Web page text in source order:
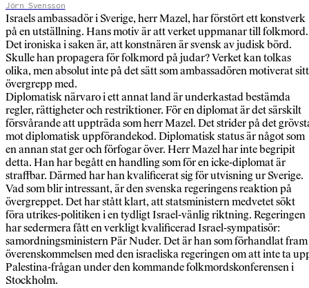
Jörn Svensson
Israels ambassadör i Sverige, herr Mazel, har förstört ett konstverk
på en utställning. Hans motiv är att verket uppmanar till folkmord.
Det ironiska i saken är, att konstnären är svensk av judisk börd.
Skulle han propagera för folkmord på judar? Verket kan tolkas
olika, men absolut inte på det sätt som ambassadören motiverat sitt
övergrepp med.
Diplomatisk närvaro i ett annat land är underkastad bestämda
regler, rättigheter och restriktioner. För en diplomat är det särskilt
försvårande att uppträda som herr Mazel. Det strider på det
mot diplomatisk uppförandekod. Diplomatisk status är något som
en annan stat ger och förfogar över. Herr Mazel har inte begripit
detta. Han har begått en handling som för en icke-diplomat är
straffbar. Därmed har han kvalificerat sig för utvisning ur Sverige.
Vad som blir intressant, är den svenska regeringens reaktion på
övergreppet. Det har stått klart, att statsministern medvetet sökt
föra utrikes-politiken i en tydligt Israel-vänlig riktning. Regeringen
har sedermera fått en verkligt kvalificerad Israel-sympatisör:
samordningsministern Pär Nuder. Det är han som förhandlat fram
överenskommelsen med den israeliska regeringen om att inte ta
Palestina-frågan under den kommande folkmordskonferensen i
Stockholm.